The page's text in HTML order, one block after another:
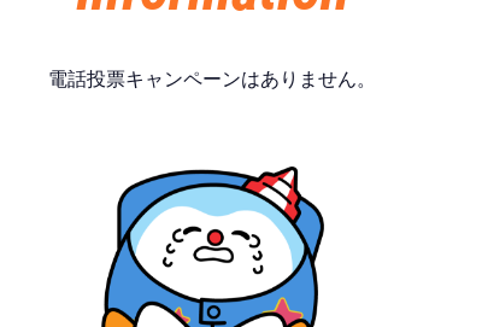
無料タクシー・無料バス
ASHIMU CAFE
電話投票キャンペーンはありません。